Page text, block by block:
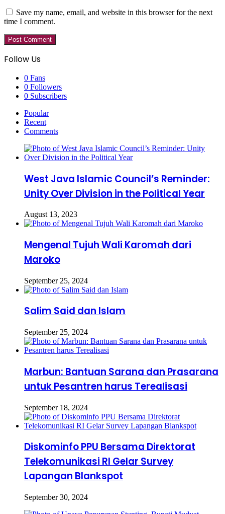
Save my name, email, and website in this browser for the next
time I comment.
Follow Us
0 Fans
0 Followers
0 Subscribers
Popular
Recent
Comments
West Java Islamic Council’s Reminder:
Unity Over Division in the Political Year
August 13, 2023
Mengenal Tujuh Wali Karomah dari
Maroko
September 25, 2024
Salim Said dan Islam
September 25, 2024
Marbun: Bantuan Sarana dan Prasarana
untuk Pesantren harus Terealisasi
September 18, 2024
Diskominfo PPU Bersama Direktorat
Telekomunikasi RI Gelar Survey
Lapangan Blankspot
September 30, 2024